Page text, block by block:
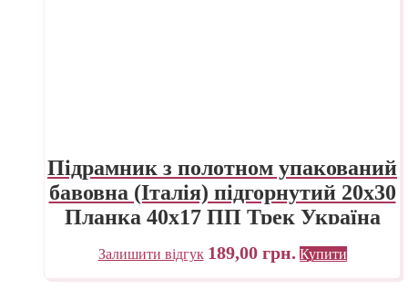
Підрамник з полотном упакований
бавовна (Італія) підгорнутий 20х30
Планка 40х17 ПП Трек Україна
Залишити відгук 189,00 грн. Купити